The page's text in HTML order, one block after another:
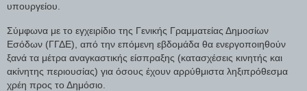
υπουργείου.
Σύμφωνα με το εγχειρίδιο της Γενικής Γραμματείας Δημοσίων
Εσόδων (ΓΓΔΕ), από την επόμενη εβδομάδα θα ενεργοποιηθούν
ξανά τα μέτρα αναγκαστικής είσπραξης (κατασχέσεις κινητής και
ακίνητης περιουσίας) για όσους έχουν αρρύθμιστα ληξιπρόθεσμα
χρέη προς το Δημόσιο.